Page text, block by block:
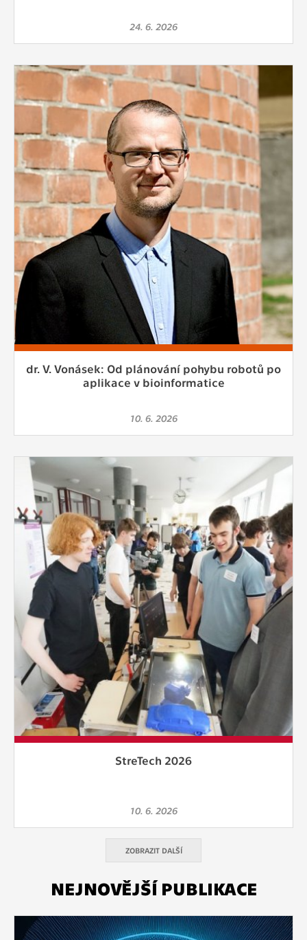
24. 6. 2026
dr. V. Vonásek: Od plánování pohybu robotů po
aplikace v bioinformatice
10. 6. 2026
StreTech 2026
10. 6. 2026
ZOBRAZIT DALŠÍ
NEJNOVĚJŠÍ PUBLIKACE